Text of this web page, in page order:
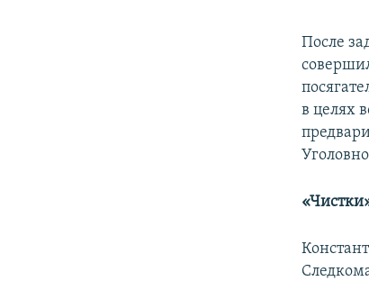
После
в целях